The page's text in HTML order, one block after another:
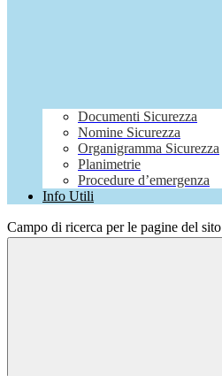
Documenti Sicurezza
Nomine Sicurezza
Organigramma Sicurezza
Planimetrie
Procedure d’emergenza
Info Utili
Campo di ricerca per le pagine del sito